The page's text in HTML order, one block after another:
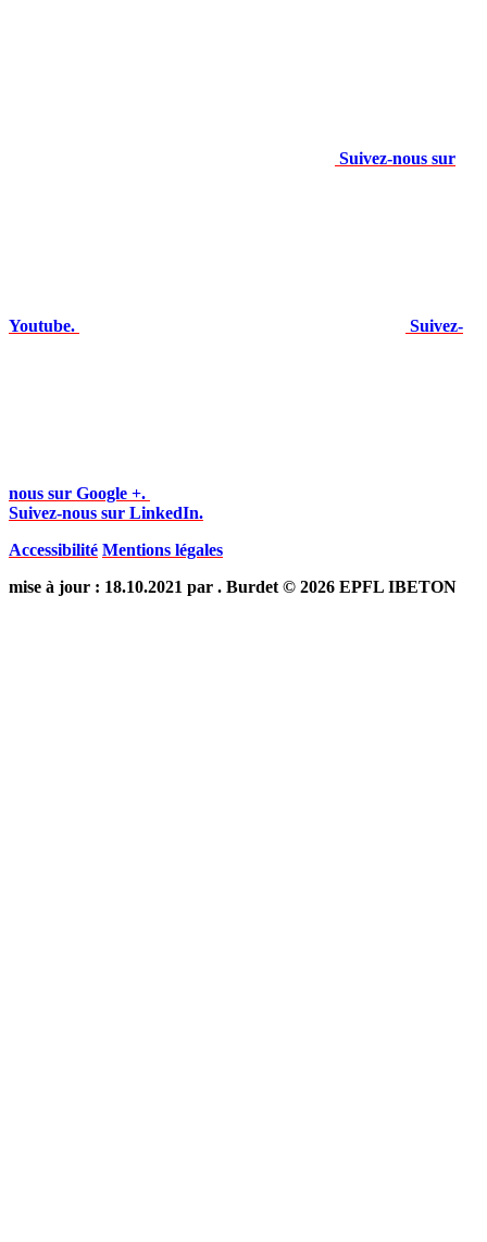
Suivez-nous sur
Youtube. Suivez-
nous sur Google +.
Suivez-nous sur LinkedIn.
Accessibilité Mentions légales
mise à jour : 18.10.2021 par . Burdet © 2026 EPFL IBETON